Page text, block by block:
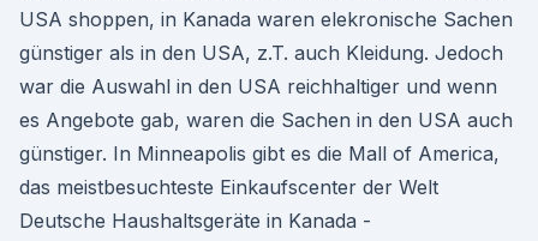
USA shoppen, in Kanada waren elekronische Sachen
günstiger als in den USA, z.T. auch Kleidung. Jedoch
war die Auswahl in den USA reichhaltiger und wenn
es Angebote gab, waren die Sachen in den USA auch
günstiger. In Minneapolis gibt es die Mall of America,
das meistbesuchteste Einkaufscenter der Welt
Deutsche Haushaltsgeräte in Kanada -